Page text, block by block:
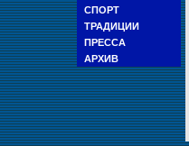
СПОРТ
ТРАДИЦИИ
ПРЕССА
АРХИВ